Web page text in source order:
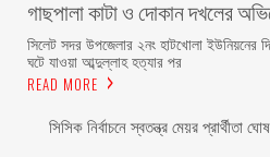
গাছপালা কাটা ও দোকান দখলের
সিলেট সদর উপজেলার ২নং হাটখোলা ইউনিয়নের
ঘটে যাওয়া আব্দুল্লাহ হত্যার পর
READ MORE
সিসিক নির্বাচনে স্বতন্ত্র মেয়র প্রার্থীতা